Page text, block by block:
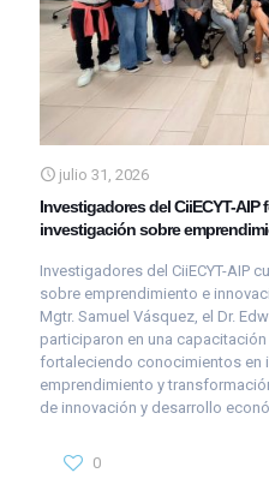
julio 31, 2026
Investigadores del CiiECYT-
investigación sobre
Investigadores del CiiECYT-AIP
sobre emprendimiento e
Mgtr. Samuel Vásquez, el Dr.
participaron en una capacitación
fortaleciendo conocimientos en
emprendimiento y
de innovación y desarrollo
0